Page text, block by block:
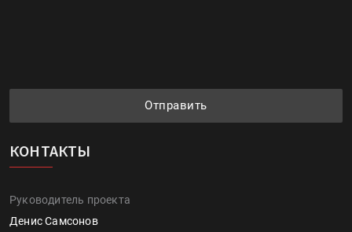
Отправить
КОНТАКТЫ
Руководитель проекта
Денис Самсонов